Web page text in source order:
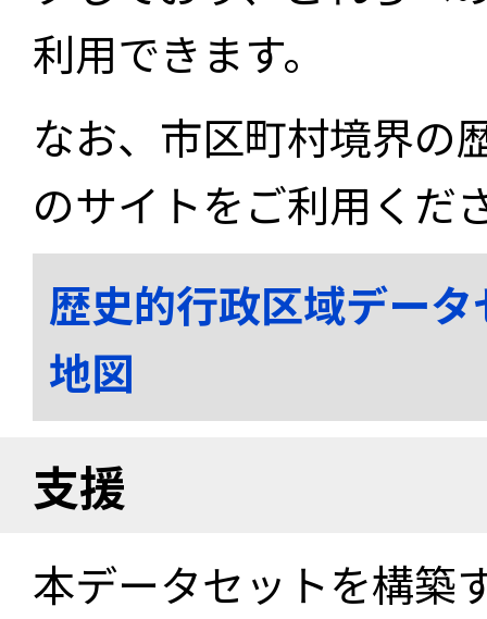
利用できます。
なお、市区町村境界の
のサイトをご利用くだ
歴史的行政区域デー
地図
支援
本データセットを構築